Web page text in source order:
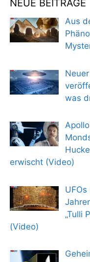
NEUE BEITRÄGE
Aus
was
erwischt (Video)
„Tulli
(Video)